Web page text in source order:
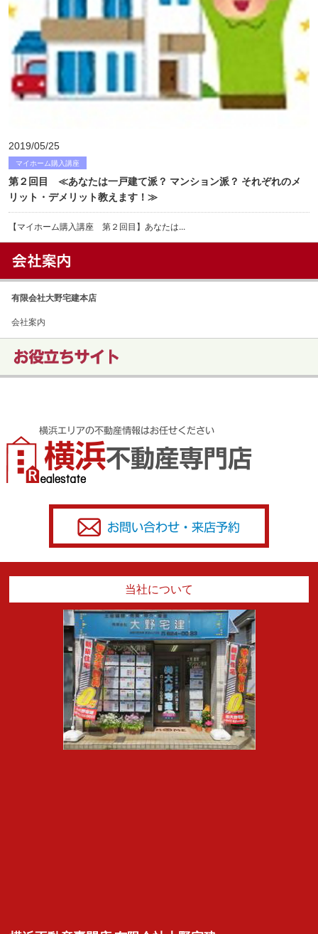
2019/05/25
マイホーム購入講座
第２回目 ≪あなたは一戸建て派？ マンション派？ それぞれのメ
リット・デメリット教えます！≫
【マイホーム購入講座 第２回目】あなたは...
有限会社大野宅建本店
会社案内
当社について